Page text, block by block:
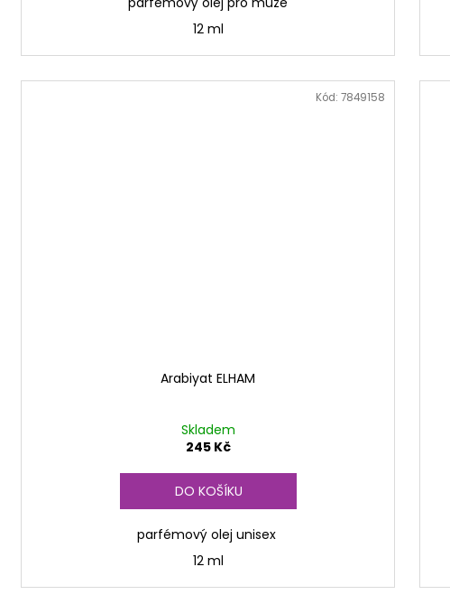
12 ml
Arabiyat ELHAM
Skladem
245 Kč
DO KOŠÍKU
parfémový olej unisex
12 ml
Kód: 7849158